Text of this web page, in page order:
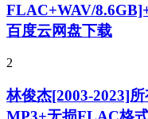
FLAC+WAV/
百度云网盘下载
2
林俊杰[2003-2023]